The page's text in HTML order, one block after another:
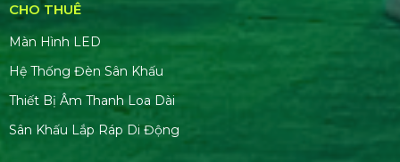
CHO THUÊ
Màn Hình LED
Hệ Thống Đèn Sân Khấu
Thiết Bị Âm Thanh Loa Dài
Sân Khấu Lắp Ráp Di Động